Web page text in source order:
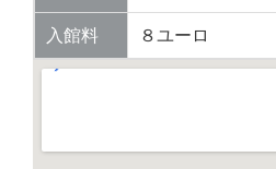
入館料 ８ユーロ